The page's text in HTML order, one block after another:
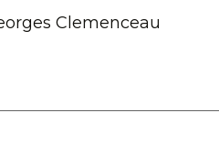
Clemenceau